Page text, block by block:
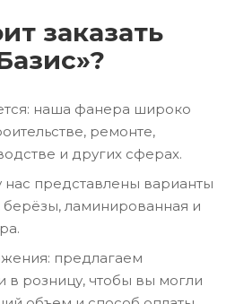
заказать
наша фанера широко
ремонте,
и других сферах.
нас представлены варианты
берёзы, ламинированная и
предлагаем
в розницу, чтобы вы могли